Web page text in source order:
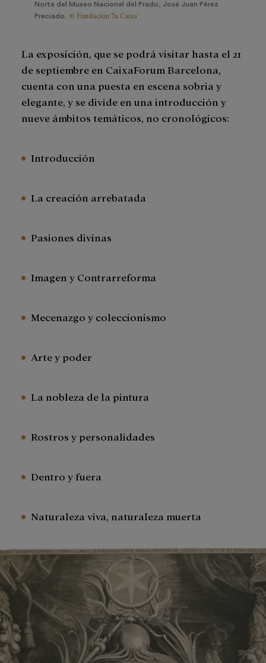
Norte del Museo Nacional del Prado, José Juan Pérez
Preciado. © Fundación "la Caixa"
La exposición, que se podrá visitar hasta el 21
de septiembre en CaixaForum Barcelona,
cuenta con una puesta en escena sobria y
elegante, y se divide en una introducción y
nueve ámbitos temáticos, no cronológicos:
Introducción
La creación arrebatada
Pasiones divinas
Imagen y Contrarreforma
Mecenazgo y coleccionismo
Arte y poder
La nobleza de la pintura
Rostros y personalidades
Dentro y fuera
Naturaleza viva, naturaleza muerta